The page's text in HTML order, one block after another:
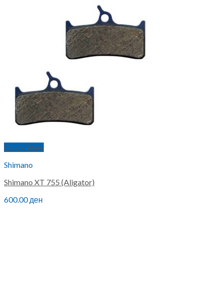
Quick View
Shimano
Shimano XT 755 (Aligator)
600.00ден